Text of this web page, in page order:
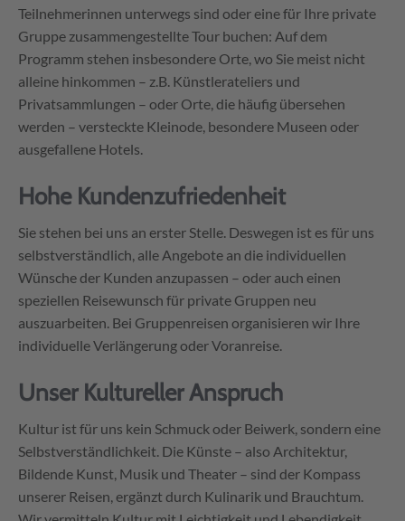
Teilnehmerinnen unterwegs sind oder eine für Ihre private
Gruppe zusammengestellte Tour buchen: Auf dem
Programm stehen insbesondere Orte, wo Sie meist nicht
alleine hinkommen – z.B. Künstlerateliers und
Privatsammlungen – oder Orte, die häufig übersehen
werden – versteckte Kleinode, besondere Museen oder
ausgefallene Hotels.
Hohe Kundenzufriedenheit
Sie stehen bei uns an erster Stelle. Deswegen ist es für uns
selbstverständlich, alle Angebote an die individuellen
Wünsche der Kunden anzupassen – oder auch einen
speziellen Reisewunsch für private Gruppen neu
auszuarbeiten. Bei Gruppenreisen organisieren wir Ihre
individuelle Verlängerung oder Voranreise.
Unser Kultureller Anspruch
Kultur ist für uns kein Schmuck oder Beiwerk, sondern eine
Selbstverständlichkeit. Die Künste – also Architektur,
Bildende Kunst, Musik und Theater – sind der Kompass
unserer Reisen, ergänzt durch Kulinarik und Brauchtum.